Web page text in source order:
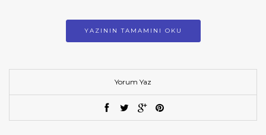
YAZININ TAMAMINI OKU
Yorum Yaz